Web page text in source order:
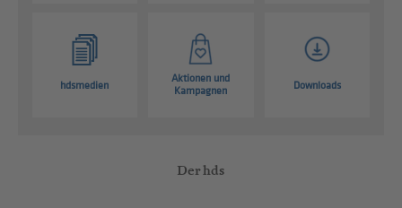
hdsmedien
Aktionen und
Kampagnen
Downloads
Der hds